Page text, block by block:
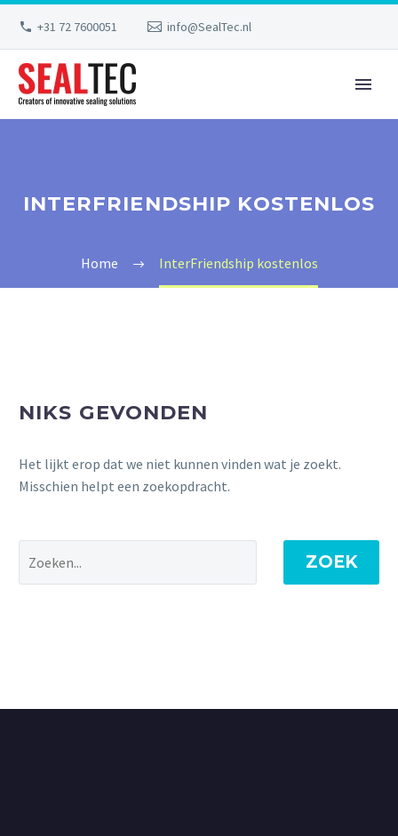
+31 72 7600051 info@SealTec.nl
INTERFRIENDSHIP KOSTENLOS
Home InterFriendship kostenlos
NIKS GEVONDEN
Het lijkt erop dat we niet kunnen vinden wat je zoekt.
Misschien helpt een zoekopdracht.
ZOEK